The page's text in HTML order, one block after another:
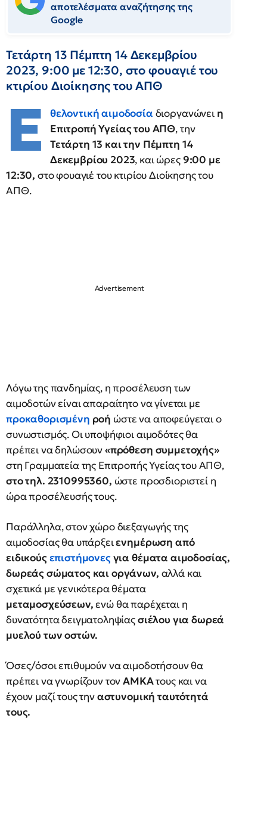
αποτελέσματα αναζήτησης της
Google
Τετάρτη 13 Πέμπτη 14 Δεκεμβρίου
2023, 9:00 με 12:30, στο φουαγιέ του
κτιρίου Διοίκησης του ΑΠΘ
Ε θελοντική αιμοδοσία διοργανώνει η
Επιτροπή Υγείας του ΑΠΘ, την
Τετάρτη 13 και την Πέμπτη 14
Δεκεμβρίου 2023, και ώρες9:00 με
12:30, στο φουαγιέ του κτιρίου Διοίκησης του
ΑΠΘ.
Λόγω της πανδημίας, η προσέλευση των
αιμοδοτών είναι απαραίτητο να γίνεται με
προκαθορισμένη ροή ώστε να αποφεύγεται ο
συνωστισμός. Οι υποψήφιοι αιμοδότες θα
πρέπει να δηλώσουν«πρόθεση συμμετοχής»
στη Γραμματεία της Επιτροπής Υγείας του ΑΠΘ,
στο τηλ. 2310995360, ώστε προσδιοριστεί η
ώρα προσέλευσής τους.
Παράλληλα, στον χώρο διεξαγωγής της
αιμοδοσίας θα υπάρξειενημέρωση από
ειδικούςεπιστήμονεςγια θέματα αιμοδοσίας,
δωρεάς σώματος και οργάνων, αλλά και
σχετικά με γενικότερα θέματα
μεταμοσχεύσεων,ενώ θα παρέχεται η
δυνατότητα δειγματοληψίαςσιέλου για δωρεά
μυελού των οστών.
Όσες/όσοι επιθυμούν να αιμοδοτήσουν θα
πρέπει να γνωρίζουν τονΑΜΚΑτους και να
έχουν μαζί τους τηναστυνομική ταυτότητά
τους.